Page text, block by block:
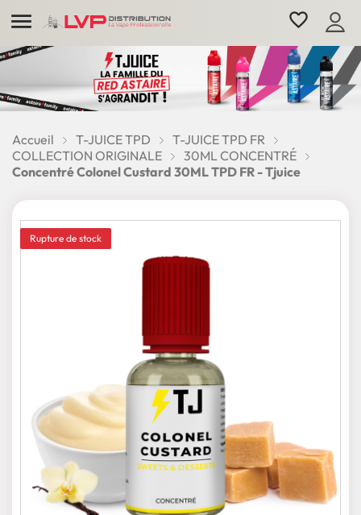
 favorite_border
Accueil T-JUICE TPD
T-JUICE TPD FR
COLLECTION ORIGINALE
30ML CONCENTRÉ
Concentré Colonel Custard 30ML TPD FR - Tjuice
Rupture de stock